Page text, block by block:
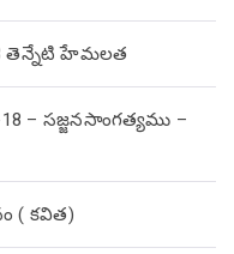
తెన్నేటి హేమలత
– సజ్జనసాంగత్యము –
( కవిత)